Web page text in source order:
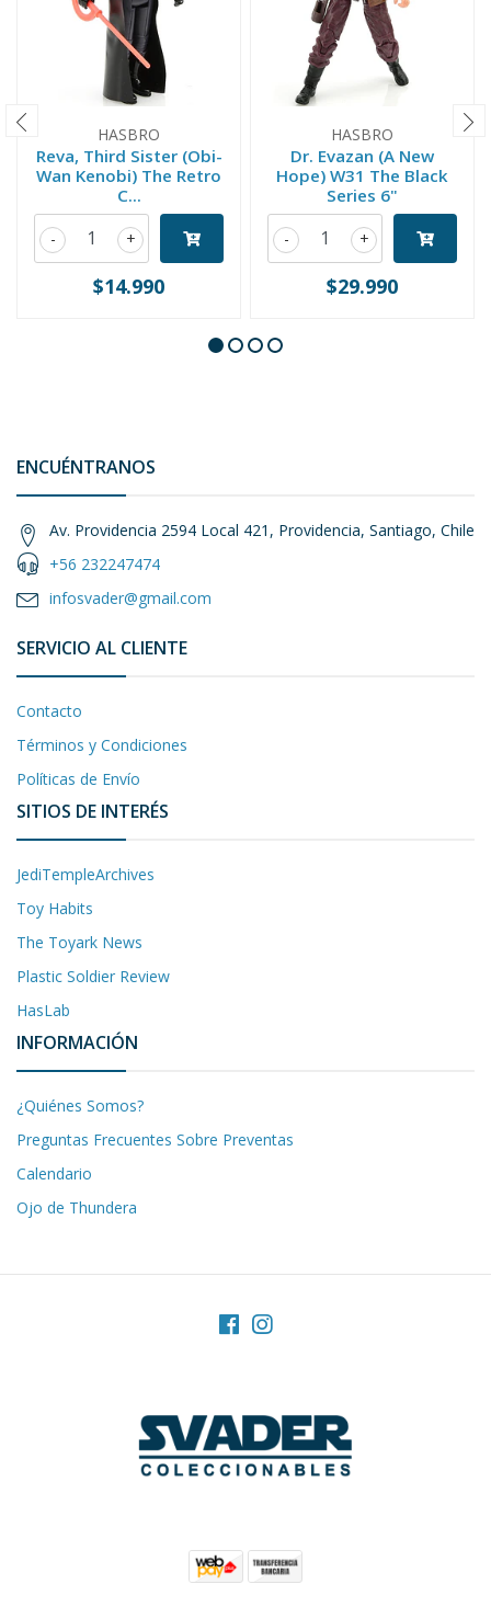
HASBRO
Reva, Third Sister (Obi-
Wan Kenobi) The Retro
C...
+
-
$14.990
HASBRO
Dr. Evazan (A New
Hope) W31 The Black
Series 6"
+
-
$29.990
ENCUÉNTRANOS
Av. Providencia 2594 Local 421, Providencia, Santiago, Chile
+56 232247474
infosvader@gmail.com
SERVICIO AL CLIENTE
Contacto
Términos y Condiciones
Políticas de Envío
SITIOS DE INTERÉS
JediTempleArchives
Toy Habits
The Toyark News
Plastic Soldier Review
HasLab
INFORMACIÓN
¿Quiénes Somos?
Preguntas Frecuentes Sobre Preventas
Calendario
Ojo de Thundera